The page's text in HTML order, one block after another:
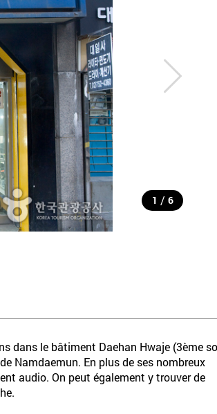
1 / 6
dans le bâtiment Daehan Hwaje (3ème
Namdaemun. En plus de ses nombreux
audio. On peut également y trouver de